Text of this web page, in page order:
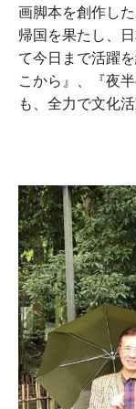
画脚本を創作し
帰国を果たし、
て今日まで活躍
こから』、『夜
も、全力で文化